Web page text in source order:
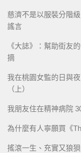
慈濟不是以服裝分階
謠言
《大誌》：幫助街友
摘
我在桃園女監的日與
（上）
我朋友住在精神病院
為什麼有人寧願買《
搖滾一生、充實又狼